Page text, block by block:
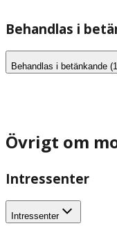
Behandlas i
Behandlas i betänkande
Övrigt om
Intressenter
Intressenter